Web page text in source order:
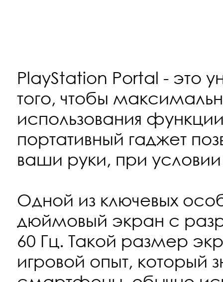
PlayStation Portal - это
того, чтобы
использования
портативный гаджет
ваши руки, при условии
Одной из ключевых
дюймовый экран с
60 Гц. Такой размер
игровой опыт, который